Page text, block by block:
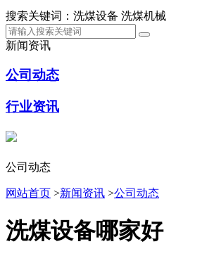
搜索关键词：洗煤设备 洗煤机械
新闻资讯
公司动态
行业资讯
公司动态
网站首页 >新闻资讯 >公司动态
洗煤设备哪家好